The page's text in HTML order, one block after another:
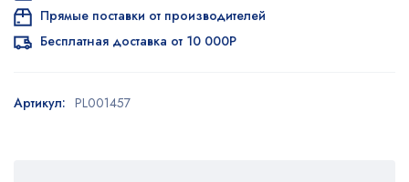
Прямые поставки от производителей
Бесплатная доставка от 10 000Р
Артикул: PL001457